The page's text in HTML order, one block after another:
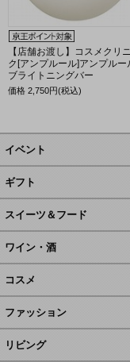
【店舗お渡し】コスメクリ
ク[アンプルール]アンプルー
ブライトニングバー
価格 2,750円(税込)
イベント
ギフト
スイーツ＆フード
ワイン・酒
コスメ
ファッション
リビング